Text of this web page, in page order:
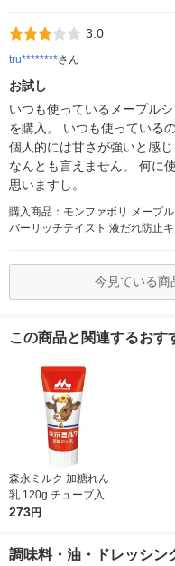
3.0
tru********さん
お試し
いつも使っているメープル
を購入。 いつも使っている
個人的には甘さが強いと感
なんとも言えません。 何に
思いますし。
購入商品：モンファボリ メープ
バーリッチテイスト 液だれ防止
今見ている商
この商品と関連するおす
森永ミルク 加糖れん
乳 120g チューブ入 1
個 練乳 コンデンスミ
273円
調味料・油・ドレッシン